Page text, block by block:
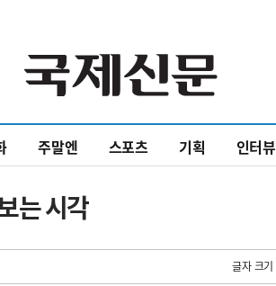
주말엔 스포츠 기획 인터뷰
는 시각
글자 크기